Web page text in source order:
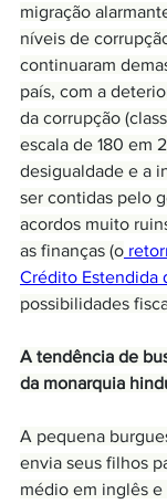
migração
níveis de
continuaram
país, com a
da corrupção
escala de 180 em
desigualdade e a
ser contidas pelo
acordos muito
as finanças (o
Crédito Estendida
possibilidades
A tendência de
da monarquia
A pequena
envia seus filhos
médio em inglês